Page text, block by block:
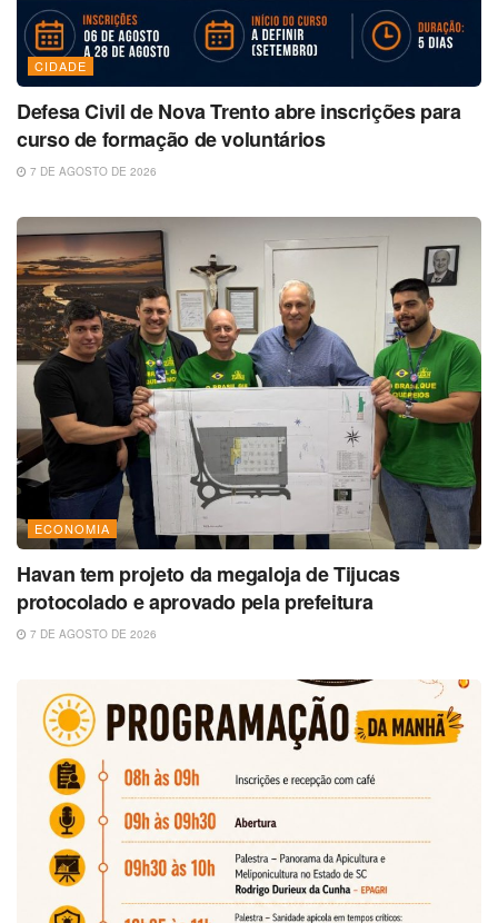
CIDADE
Defesa Civil de Nova Trento abre inscrições para
curso de formação de voluntários
7 DE AGOSTO DE 2026
ECONOMIA
Havan tem projeto da megaloja de Tijucas
protocolado e aprovado pela prefeitura
7 DE AGOSTO DE 2026